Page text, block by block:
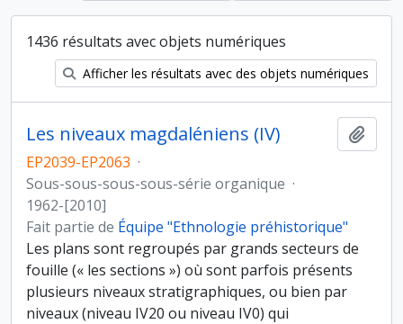
1436 résultats avec objets numériques
Afficher les résultats avec des objets numériques
Les niveaux magdaléniens (IV)
EP2039-EP2063 ·
Sous-sous-sous-sous-série organique ·
1962-[2010]
Fait partie de Équipe "Ethnologie préhistorique"
Les plans sont regroupés par grands secteurs de
fouille (« les sections ») où sont parfois présents
plusieurs niveaux stratigraphiques, ou bien par
niveaux (niveau IV20 ou niveau IV0) qui